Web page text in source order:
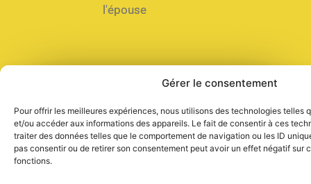
Gérer le consentement
Pour offrir les meilleures expériences, nous utilisons des technologies telles
et/ou accéder aux informations des appareils. Le fait de consentir à ces
traiter des données telles que le comportement de navigation ou les ID
pas consentir ou de retirer son consentement peut avoir un effet négatif sur
fonctions.
l'épouse
sauvé ?